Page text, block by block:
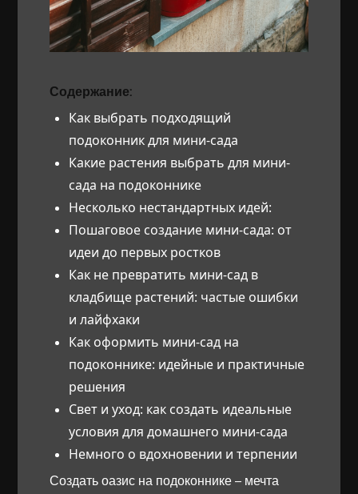
Содержание:
Как выбрать подходящий
подоконник для мини-сада
Какие растения выбрать для мини-
сада на подоконнике
Несколько нестандартных идей:
Пошаговое создание мини-сада: от
идеи до первых ростков
Как не превратить мини-сад в
кладбище растений: частые ошибки
и лайфхаки
Как оформить мини-сад на
подоконнике: идейные и практичные
решения
Свет и уход: как создать идеальные
условия для домашнего мини-сада
Немного о вдохновении и терпении
Создать оазис на подоконнике – мечта